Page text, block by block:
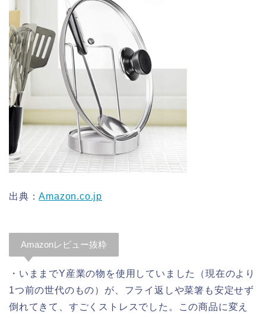
出典：Amazon.co.jp
Amazonレビュー抜粋
・いままでY産業の物を使用していました（現在のより
1つ前の世代のもの）が、フライ返しや菜箸も安定せず
倒れてきて、すごくストレスでした。この商品に変え